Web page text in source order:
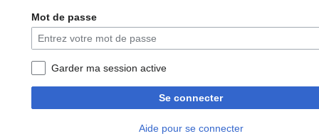
Mot de passe
Garder ma session active
Se connecter
Aide pour se connecter